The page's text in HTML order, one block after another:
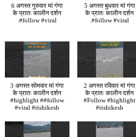
6 अगस्त गुरुवार मां गंगा
के प्रातः कालीन दर्शन
.#follow #viral
5 अगस्त बुधवार मां गंगा
के प्रातः कालीन दर्शन
.#follow #viral
3 अगस्त सोमवार मां गंगा
के प्रातः कालीन दर्शन
#highlight ##follow
#viral #rishikesh
2 अगस्त रविवार मां गंगा
के प्रातः कालीन दर्शन
#Follow #highlight
#rishikesh